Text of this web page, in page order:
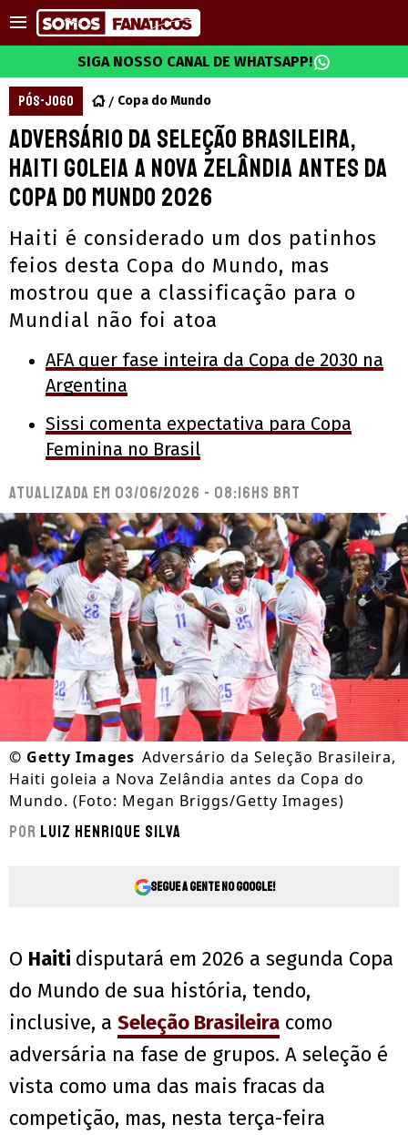
SIGA NOSSO CANAL DE WHATSAPP!
PÓS-JOGO Copa do Mundo
Adversário da Seleção Brasileira,
Haiti goleia a Nova Zelândia antes da
Copa do Mundo 2026
Haiti é considerado um dos patinhos
feios desta Copa do Mundo, mas
mostrou que a classificação para o
Mundial não foi atoa
AFA quer fase inteira da Copa de 2030 na
Argentina
Sissi comenta expectativa para Copa
Feminina no Brasil
Atualizada em 03/06/2026 - 08:16hs BRT
© Getty Images Adversário da Seleção Brasileira,
Haiti goleia a Nova Zelândia antes da Copa do
Mundo. (Foto: Megan Briggs/Getty Images)
Por Luiz Henrique Silva
Segue a gente no Google!
O Haiti disputará em 2026 a segunda Copa
do Mundo de sua história, tendo,
inclusive, a Seleção Brasileira como
adversária na fase de grupos. A seleção é
vista como uma das mais fracas da
competição, mas, nesta terça-feira